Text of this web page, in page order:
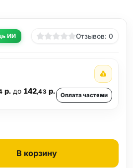
ИИ Отзывов: 0
р. до 142,43 р. Оплата частями
В корзину